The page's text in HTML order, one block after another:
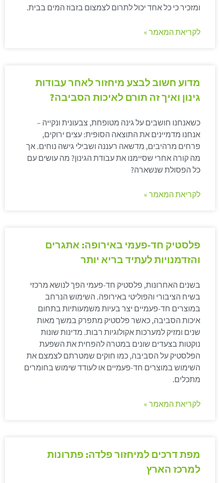
ומזכיר כי כל אחד יכול לתרום לצמצום בזבוז המים בבית.
לקריאת המאמר »
מדוע חשוב לבצע מיחזור לאחר עבודות
גינון ואיך זה תורם לאיכות הסביבה?
כשאנחנו חושבים על גינה מטופחת, צבעונית ונקייה –
אנחנו מדמיינים את התוצאה הסופית: עצים ירוקים,
פרחים מרהיבים, מדשאה רעננה ושבילי גישה נוחים. אך
מה קורה אחרי שסיימנו את עבודת הגינון? מה עושים עם
כל הפסולת שנשארה?
לקריאת המאמר »
פלסטיק חד-פעמי באירופה: אתגרים
והזדמנויות לעתיד בריא יותר
בשנים האחרונות, פלסטיק חד-פעמי הפך לנושא מרכזי
בשיח הציבורי והפוליטי באירופה. השימוש הנרחב
במוצרים חד-פעמיים יצר בעיות משמעותיות בתחום
איכות הסביבה, כאשר פלסטיק מתפרק במשך מאות
שנים ומזיק למערכות אקולוגיות רבות. מדינות שונות
נוקטות בצעדים שונים במטרה להפחית את השפעת
הפלסטיק על הסביבה, כמו חוקים שמטרתם לצמצם את
השימוש במוצרים חד-פעמיים או לעודד שימוש בחומרים
מתכלים.
לקריאת המאמר »
מפת דרכים למיחזור פלדה: פתרונות
למרכז הארץ